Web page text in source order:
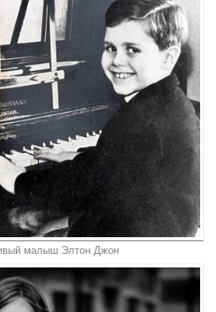
малыш Элтон Джон